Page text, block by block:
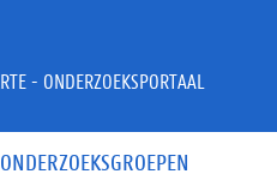
ONDERZOEKSGROEPEN
- ONDERZOEKSPORTAAL